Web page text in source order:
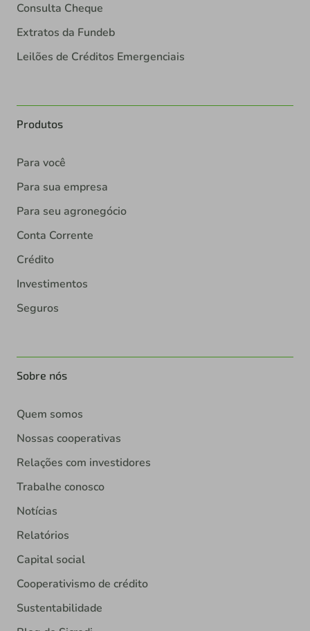
Consulta Cheque
Extratos da Fundeb
Leilões de Créditos Emergenciais
Produtos
Para você
Para sua empresa
Para seu agronegócio
Conta Corrente
Crédito
Investimentos
Seguros
Sobre nós
Quem somos
Nossas cooperativas
Relações com investidores
Trabalhe conosco
Notícias
Relatórios
Capital social
Cooperativismo de crédito
Sustentabilidade